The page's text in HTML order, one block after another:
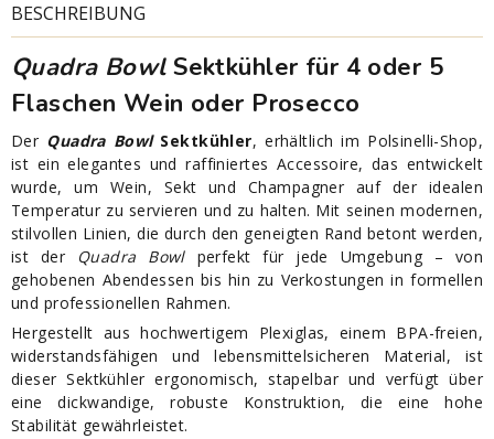
BESCHREIBUNG
Quadra BowlSektkühler für 4 oder 5
Flaschen Wein oder Prosecco
Der Quadra BowlSektkühler, erhältlich im Polsinelli-Shop,
ist ein elegantes und raffiniertes Accessoire, das entwickelt
wurde, um Wein, Sekt und Champagner auf der idealen
Temperatur zu servieren und zu halten. Mit seinen modernen,
stilvollen Linien, die durch den geneigten Rand betont werden,
ist der Quadra Bowlperfekt für jede Umgebung – von
gehobenen Abendessen bis hin zu Verkostungen in formellen
und professionellen Rahmen.
Hergestellt aus hochwertigem Plexiglas, einem BPA-freien,
widerstandsfähigen und lebensmittelsicheren Material, ist
dieser Sektkühler ergonomisch, stapelbar und verfügt über
eine dickwandige, robuste Konstruktion, die eine hohe
Stabilität gewährleistet.